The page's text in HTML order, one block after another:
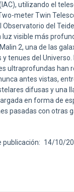
utilizando el
meter Twin
Observatorio del
luz visible más
2, una de las
tenues del Universo.
ultraprofundas han
antes vistas,
difusas y una
en forma de
pasadas con otras
publicación 14/10/